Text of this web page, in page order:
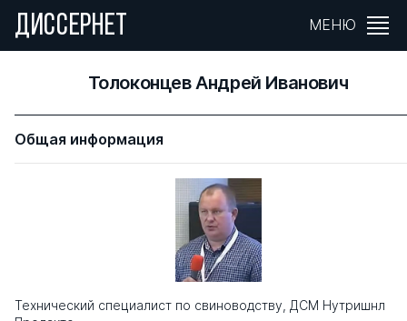
ДИССЕРНЕТ МЕНЮ
Толоконцев Андрей Иванович
Общая информация
Технический специалист по свиноводству, ДСМ Нутришнл